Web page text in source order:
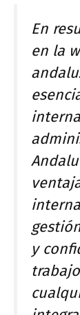
En
en la
y